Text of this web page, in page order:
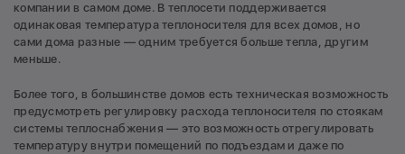
компании в самом доме. В теплосети поддерживается
одинаковая температура теплоносителя для всех домов, но
сами дома разные — одним требуется больше тепла, другим
меньше.
Более того, в большинстве домов есть техническая возможность
предусмотреть регулировку расхода теплоносителя по стоякам
системы теплоснабжения — это возможность отрегулировать
температуру внутри помещений по подъездам и даже по